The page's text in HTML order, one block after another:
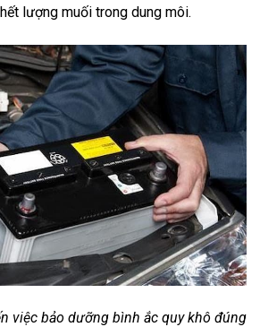
lượng muối trong dung môi.
việc bảo dưỡng bình ắc quy khô đúng